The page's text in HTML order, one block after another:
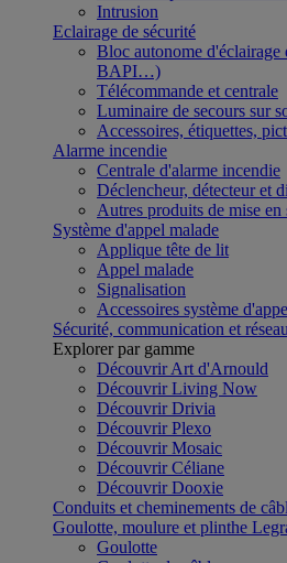
Intrusion
Eclairage de sécurité
Bloc autonome
BAPI…)
Télécommande et centrale
Luminaire de secours sur
Accessoires, étiquettes,
Alarme incendie
Centrale d'alarme incendie
Déclencheur, détecteur et
Autres produits de mise en
Système d'appel malade
Applique tête de lit
Appel malade
Signalisation
Accessoires système
Sécurité, communication et réseau
Explorer par gamme
Découvrir Art d'Arnould
Découvrir Living Now
Découvrir Drivia
Découvrir Plexo
Découvrir Mosaic
Découvrir Céliane
Découvrir Dooxie
Conduits et cheminements de
Goulotte, moulure et plinthe
Goulotte